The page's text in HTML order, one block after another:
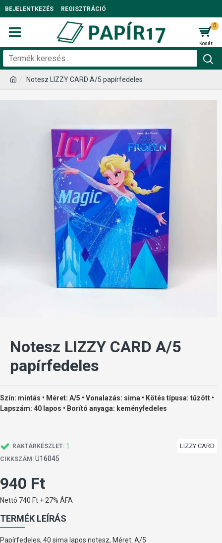
BEJELENTKEZÉS REGISZTRÁCIÓ
0
Notesz LIZZY CARD A/5 papírfedeles
Notesz LIZZY CARD A/5
papírfedeles
Szín: mintás • Méret: A/5 • Vonalazás: sima • Kötés típusa: tűzött •
Lapszám: 40 lapos • Borító anyaga: keményfedeles
RAKTÁRKÉSZLET: 1
CIKKSZÁM: U16045
LIZZY CARD
940 Ft
Nettó 740 Ft + 27% ÁFA
TERMÉK LEÍRÁS
Papírfedeles, 40 sima lapos notesz, Méret: A/5